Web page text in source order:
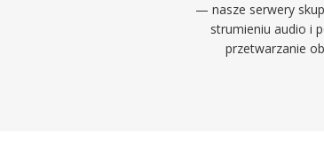
— nasze serwery
strumieniu audio i
przetwarzanie